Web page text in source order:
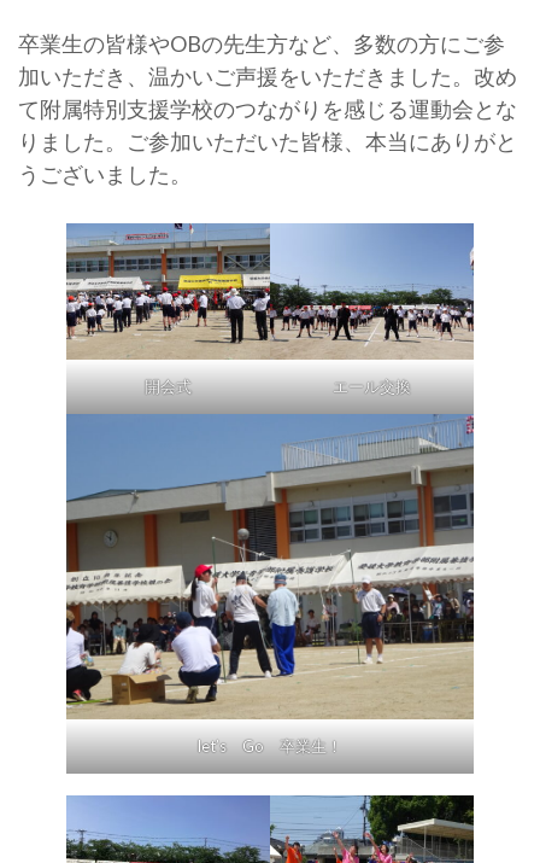
卒業生の皆様やOBの先生方など、多数の方にご参
加いただき、温かいご声援をいただきました。改め
て附属特別支援学校のつながりを感じる運動会とな
りました。ご参加いただいた皆様、本当にありがと
うございました。
開会式 エール交換
let’s Go 卒業生！